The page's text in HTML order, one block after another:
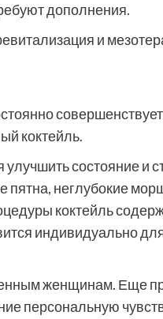
дополнения.
и
коктейль.
состояние и
пятна, неглубокие
коктейль
индивидуально
женщинам. Еще
персональную